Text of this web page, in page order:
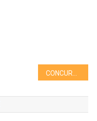
CONCURS! 10 premii la Festivalul 18 +